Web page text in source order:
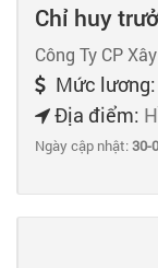
Chỉ huy
Công Ty CP
Mức lương:
Địa điểm:
Ngày cập nhật:30-